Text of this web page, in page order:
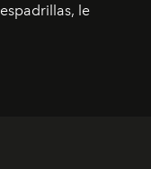
le